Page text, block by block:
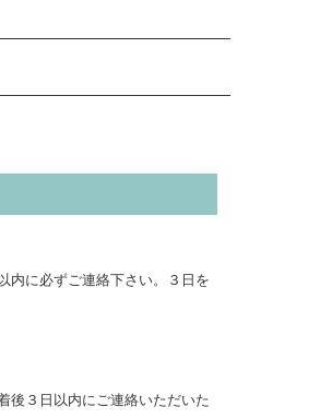
内に必ずご連絡下さい。３日を
後３日以内にご連絡いただいた